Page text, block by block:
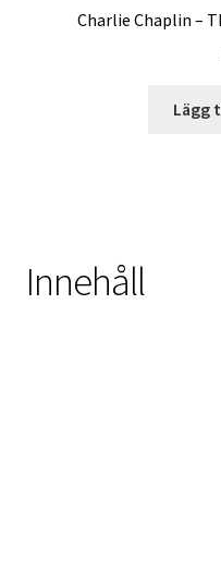
Charlie Chaplin –
Lägg
Innehåll